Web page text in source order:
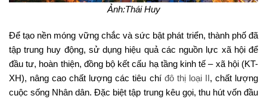
Ảnh:Thái Huy
Để tạo nền móng vững chắc và sức bật phát triển, thành phố đã
tập trung huy động, sử dụng hiệu quả các nguồn lực xã hội để
đầu tư, hoàn thiện, đồng bộ kết cấu hạ tầng kinh tế – xã hội (KT-
XH), nâng cao chất lượng các tiêu chí đô thị loại II, chất lượng
cuộc sống Nhân dân. Đặc biệt tập trung kêu gọi, thu hút vốn đầu